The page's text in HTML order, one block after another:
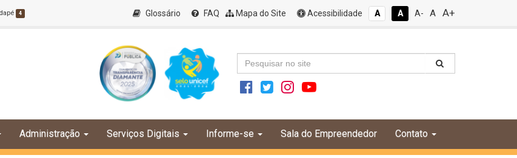
4 Glossário FAQ Mapa do Site Acessibilidade A A A- A A+
Administração Serviços Digitais Informe-se Sala do Empreendedor Contato